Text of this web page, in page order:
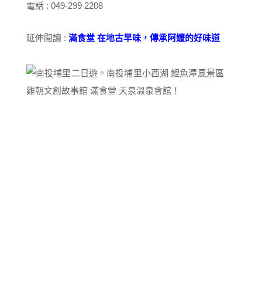
電話 : 049-299 2208
延伸閱讀 : 滿食堂 在地古早味，傳承阿嬤的好味道